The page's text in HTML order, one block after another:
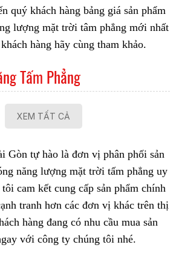
quý khách hàng bảng giá sản phẩm
lượng mặt trời tâm phẳng mới nhất
hàng hãy cùng tham khảo.
Tấm Phẳng
XEM TẤT CẢ
Gòn tự hào là đơn vị phân phối sản
năng lượng mặt trời tấm phẳng uy
cam kết cung cấp sản phẩm chính
tranh hơn các đơn vị khác trên thị
hàng đang có nhu cầu mua sản
với công ty chúng tôi nhé.